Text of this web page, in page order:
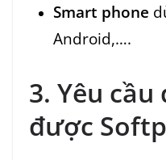
Smart phone
Android,….
3. Yêu
được